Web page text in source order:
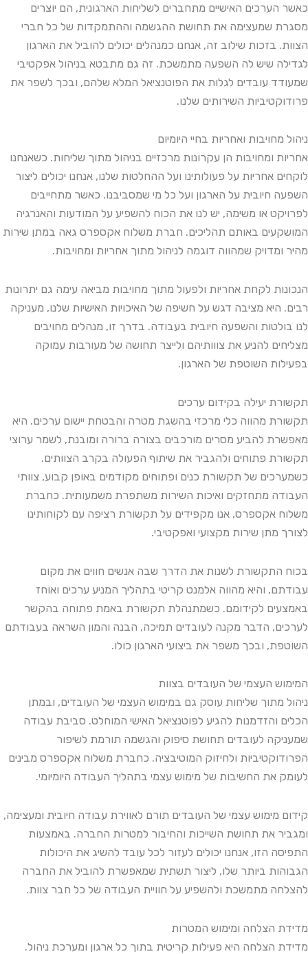
כאשר הערכים האישיים מתחברים לשליחות הארגונית, הם יוצרים
מסגרת שמעצימה את תחושת ההגשמה וההתמקדות של כל חברי
הצוות. בזכות שילוב זה, אנחנו כמנהלים יכולים להוביל את הארגון
לגדילה שיש לה השפעה מתמשכת. זה גם מתבטא בניהול אפקטיבי
שמעודד עובדים לגלות את הפוטנציאל המלא שלהם, ובכך לשפר את
פרודוקטיביות השירותים שלנו.
ניהול מחויבות ואחריות בחיי היומיום
אחריות ומחויבות הן עקרונות מרכזיים בניהול מתוך שליחות. כשאנחנו
לוקחים אחריות על פעולותינו ועל ההחלטות שלנו, אנחנו יכולים ליצור
השפעה חיובית על הארגון ועל כל מי שמסביבנו. כאשר מתחייבים
לפרויקט או משימה, יש לנו את הכוח להשפיע על המודעות והאנרגיה
המושקעים באותם תהליכים. חברת משלוח אקספרס גאה במתן שירות
מהיר ומדויק שמהווה דוגמה לניהול מתוך אחריות ומחויבות.
הנכונות לקחת אחריות ולפעול מתוך מחויבות מביאה עימה גם יתרונות
רבים. היא מציבה דגש על חשיפה של האיכויות האישיות שלנו, מעניקה
לנו בולטות והשפעה חיובית בעבודה. בדרך זו, מנהלים מחויבים
מצליחים להניע את צווותיהם ולייצר תחושה של מעורבות עמוקה
בפעילות השוטפת של הארגון.
תקשורת יעילה בקידום ערכים
תקשורת מהווה כלי מרכזי בהשגת מטרה והבטחת יישום ערכים. היא
מאפשרת להביע מסרים מורכבים בצורה ברורה ומובנת, לשמר ערוצי
תקשורת פתוחים ולהגביר את שיתוף הפעולה בקרב הצוותים.
כשמערכים של תקשורת כנים ופתוחים מקודמים באופן קבוע, צוותי
העבודה מתחזקים ואיכות השירות משתפרת משמעותית. כחברת
משלוח אקספרס, אנו מקפידים על תקשורת רציפה עם לקוחותינו
לצורך מתן שירות מקצועי ואפקטיבי.
בכוח התקשורת לשנות את הדרך שבה אנשים חווים את מקום
עבודתם, והיא מהווה אלמנט קריטי בתהליך המניע ערכים ואוחז
באמצעים לקידומם. כשמתנהלת תקשורת באמת פתוחה בהקשר
לערכים, הדבר מקנה לעובדים תמיכה, הבנה והמון השראה בעבודתם
השוטפת, ובכך משפר את ביצועי הארגון כולו.
המימוש העצמי של העובדים בצוות
ניהול מתוך שליחות עוסק גם במימוש העצמי של העובדים, ובמתן
הכלים והזדמנות להגיע לפוטנציאל האישי המוחלט. סביבת עבודה
שמעניקה לעובדים תחושת סיפוק והגשמה תורמת לשיפור
הפרודוקטיביות ולחיזוק המוטיבציה. כחברת משלוח אקספרס מבינים
לעומק את החשיבות של מימוש עצמי בתהליך העבודה היומיומי.
קידום מימוש עצמי של העובדים תורם לאווירת עבודה חיובית ומעצימה,
ומגביר את תחושת השייכות והחיבור למטרות החברה. באמצעות
התפיסה הזו, אנחנו יכולים לעזור לכל עובד להשיג את היכולות
הגבוהות ביותר שלו, ליצור תשתית שמאפשרת להוביל את החברה
להצלחה מתמשכת ולהשפיע על חוויית העבודה של כל חבר צוות.
מדידת הצלחה ומימוש המטרות
מדידת הצלחה היא פעילות קריטית בתוך כל ארגון ומערכת ניהול.